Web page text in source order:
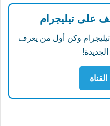
على تيليجرام
تيليجرام وكن أول من يعرف